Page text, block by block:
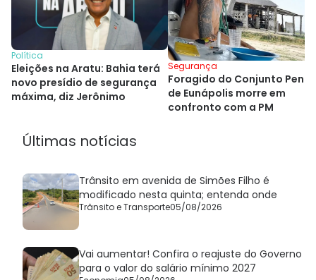
Política
Eleições na Aratu: Bahia terá
novo presídio de segurança
máxima, diz Jerônimo
Segurança
Foragido do Conjunto Penal
de Eunápolis morre em
confronto com a PM
Últimas notícias
Trânsito em avenida de Simões Filho é
modificado nesta quinta; entenda onde
Trânsito e Transporte05/08/2026
Vai aumentar! Confira o reajuste do Governo
para o valor do salário mínimo 2027